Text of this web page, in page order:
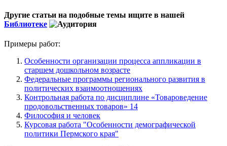
Другие статьи на подобные темы ищите в нашей
Библиотеке
Примеры работ:
Особенности организации процесса аппликации в
старшем дошкольном возрасте
Федеральные программы регионального развития в
политических взаимоотношениях
Контрольная работа по дисциплине «Товароведение
продовольственных товаров» 14
Философия и человек
Курсовая работа "Особенности демографической
политики Пермского края"